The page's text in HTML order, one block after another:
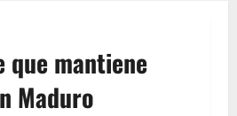
que mantiene
Maduro